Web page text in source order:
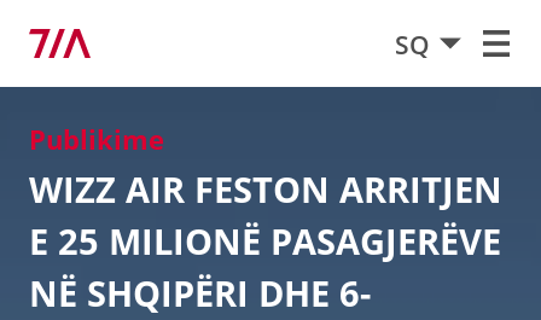
SQ
Publikime
WIZZ AIR FESTON ARRITJEN
E 25 MILIONË PASAGJERËVE
NË SHQIPËRI DHE 6-